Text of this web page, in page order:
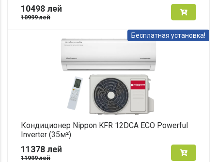
10498 лей
10999лей
Бесплатная установка!
Кондиционер Nippon KFR 12DCA ECO Powerful
Inverter (35м²)
11378 лей
11999лей